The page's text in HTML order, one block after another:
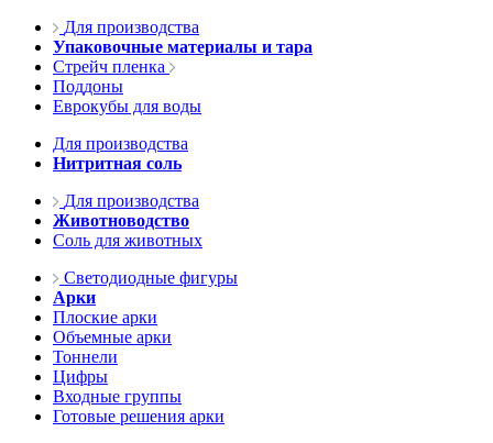
Для производства
Упаковочные материалы и тара
Стрейч пленка
Поддоны
Еврокубы для воды
Для производства
Нитритная соль
Для производства
Животноводство
Соль для животных
Светодиодные фигуры
Арки
Плоские арки
Объемные арки
Тоннели
Цифры
Входные группы
Готовые решения арки